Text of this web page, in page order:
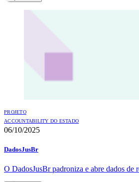
PROJETO
ACCOUNTABILITY DO ESTADO
06/10/2025
DadosJusBr
O DadosJusBr padroniza e abre dados de